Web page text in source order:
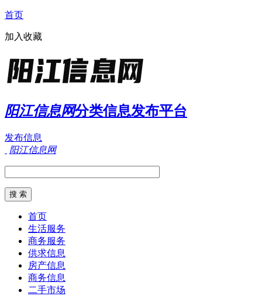
首页
加入收藏
阳江信息网分类信息发布平台
发布信息
阳江信息网
首页
生活服务
商务服务
供求信息
房产信息
商务信息
二手市场